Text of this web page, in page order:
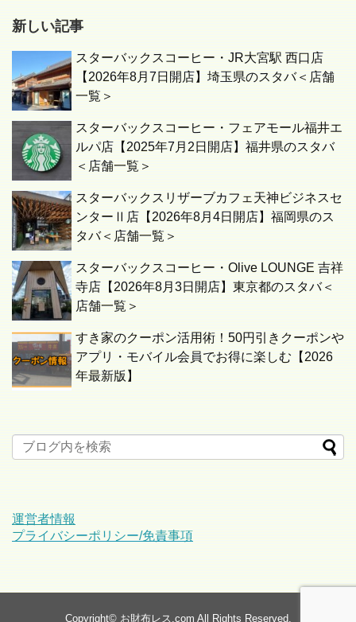
新しい記事
スターバックスコーヒー・JR大宮駅 西口店
【2026年8月7日開店】埼玉県のスタバ＜店舗
一覧＞
スターバックスコーヒー・フェアモール福井エ
ルパ店【2025年7月2日開店】福井県のスタバ
＜店舗一覧＞
スターバックスリザーブカフェ天神ビジネスセ
ンターⅡ店【2026年8月4日開店】福岡県のス
タバ＜店舗一覧＞
スターバックスコーヒー・Olive LOUNGE 吉祥
寺店【2026年8月3日開店】東京都のスタバ＜
店舗一覧＞
すき家のクーポン活用術！50円引きクーポンや
アプリ・モバイル会員でお得に楽しむ【2026
年最新版】
運営者情報
プライバシーポリシー/免責事項
Copyright© お財布レス.com All Rights Reserved.